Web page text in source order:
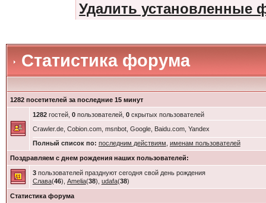
Удалить установленные
Статистика форума
1282 посетителей за последние 15 минут
1282гостей, 0пользователей, 0скрытых пользователей
Crawler.de, Cobion.com, msnbot, Google, Baidu.com, Yandex
Полный список по: последним действиям именам пользователей
Поздравляем с днем рождения наших пользователей:
3пользователей празднуют сегодня свой день рождения
Слава(46), Amelia(38), udafa(38)
Статистика форума